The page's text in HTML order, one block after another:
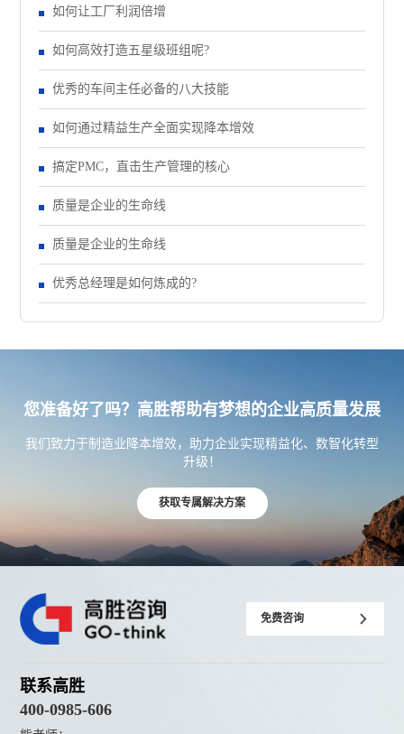
如何让工厂利润倍增
如何高效打造五星级班组呢?
优秀的车间主任必备的八大技能
如何通过精益生产全面实现降本增效
搞定PMC，直击生产管理的核心
质量是企业的生命线
质量是企业的生命线
优秀总经理是如何炼成的?
您准备好了吗？高胜帮助有梦想的企业高质量发展
我们致力于制造业降本增效，助力企业实现精益化、数智化转型
升级！
获取专属解决方案
免费咨询
联系高胜
400-0985-606